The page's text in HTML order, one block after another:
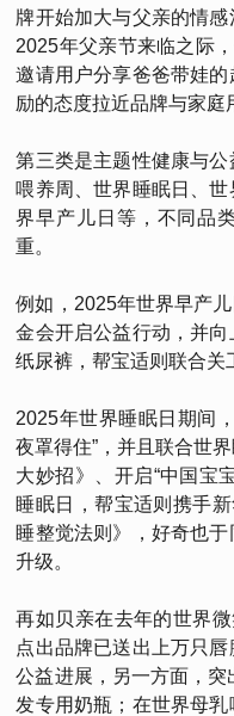
牌开始加大与父亲的情
2025年父亲节来临之际
邀请用户分享爸爸带娃
励的态度拉近品牌与家庭
第三类是主题性健康与
喂养周、世界睡眠日、
界早产儿日等，不同品
重。
例如，2025年世界早产
金会开启公益行动，并
纸尿裤，帮宝适则联合关
2025年世界睡眠日期间
夜罩得住”，并且联合世
大妙招》、开启“中国宝
睡眠日，帮宝适则携手
睡整觉法则》，好奇也
升级。
再如贝亲在去年的世界微
点出品牌已送出上万只
公益进展，另一方面，
发专用奶瓶；在世界母